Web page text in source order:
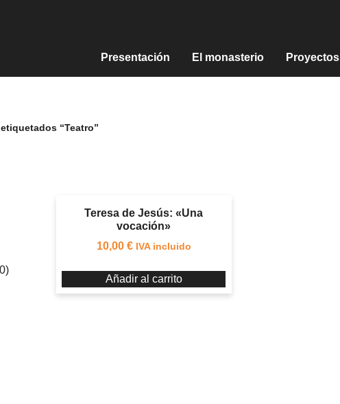
Presentación El monasterio Proyectos
“Teatro”
40
Teresa de Jesús: «Una
vocación»
10,00 € IVA incluido
Añadir al carrito